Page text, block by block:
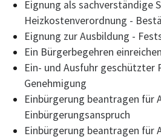
Eignung als sachverständige
Heizkostenverordnung -
Eignung zur Ausbildung -
Ein Bürgerbegehren einreichen
Ein- und Ausfuhr geschützter
Genehmigung
Einbürgerung beantragen für
Einbürgerungsanspruch
Einbürgerung beantragen für